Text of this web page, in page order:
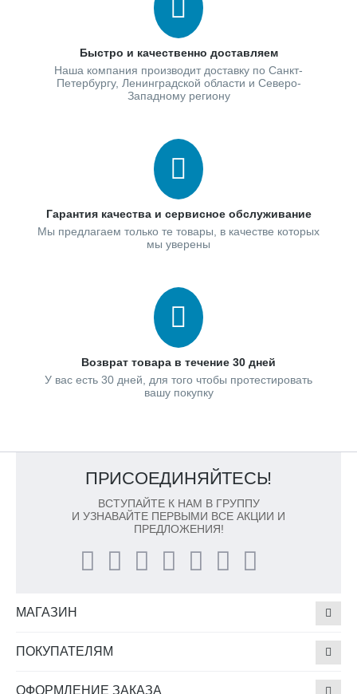
Быстро и качественно доставляем
Наша компания производит доставку по Санкт-
Петербургу, Ленинградской области и Северо-
Западному региону
Гарантия качества и сервисное обслуживание
Мы предлагаем только те товары, в качестве которых
мы уверены
Возврат товара в течение 30 дней
У вас есть 30 дней, для того чтобы протестировать
вашу покупку
ПРИСОЕДИНЯЙТЕСЬ!
ВСТУПАЙТЕ К НАМ В ГРУППУ
И УЗНАВАЙТЕ ПЕРВЫМИ ВСЕ АКЦИИ И
ПРЕДЛОЖЕНИЯ!
МАГАЗИН
ПОКУПАТЕЛЯМ
ОФОРМЛЕНИЕ ЗАКАЗА